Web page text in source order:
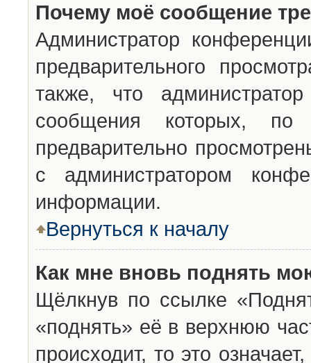
Почему моё сообщение
Администратор
предварительного
также, что
сообщения которых,
предварительно
с администратором
информации.
Вернуться к началу
Как мне вновь поднять
Щёлкнув по ссылке
«поднять» её в верхнюю
происходит, то это